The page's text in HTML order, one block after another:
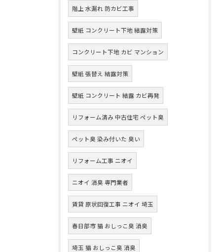
階上 水漏れ 防カビ工事
壁紙 コンクリート下地 結露対策
コンクリート下地 カビ マンション
壁紙 張替え 結露対策
壁紙 コンクリート 結露 カビ再発
リフォーム済み 中古住宅 ペット臭
ペット臭 染み付いた 臭い
リフォーム工事 ニオイ
ニオイ 消臭 専門業者
賃貸 原状回復工事 ニオイ 埼玉
春日部市 猫 おしっこ臭 消臭
埼玉 猫 おしっこ臭 消臭